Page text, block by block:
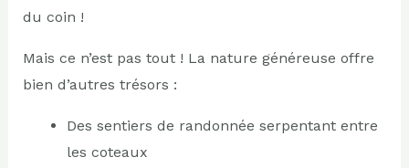
du coin !
Mais ce n’est pas tout ! La nature généreuse offre
bien d’autres trésors :
Des sentiers de randonnée serpentant entre
les coteaux